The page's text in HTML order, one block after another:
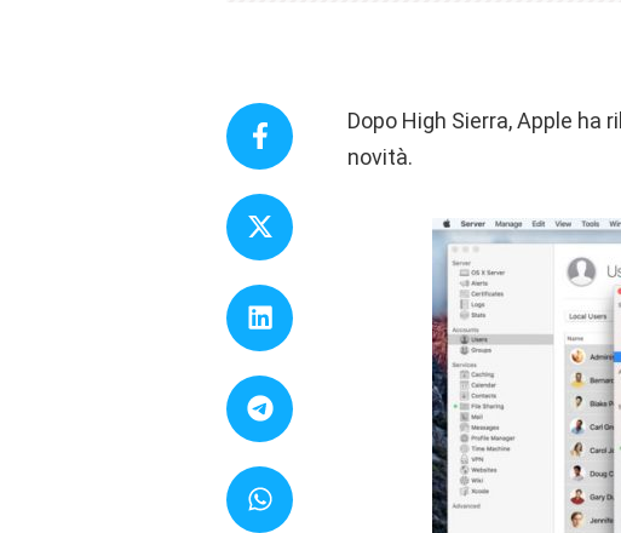
Dopo High Sierra, Apple ha
novità.